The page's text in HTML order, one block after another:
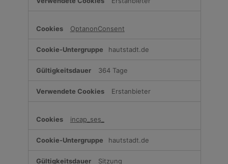
OptanonConsent
hautstadt.de
364 Tage
Erstanbieter
incap_ses_
hautstadt.de
Sitzung